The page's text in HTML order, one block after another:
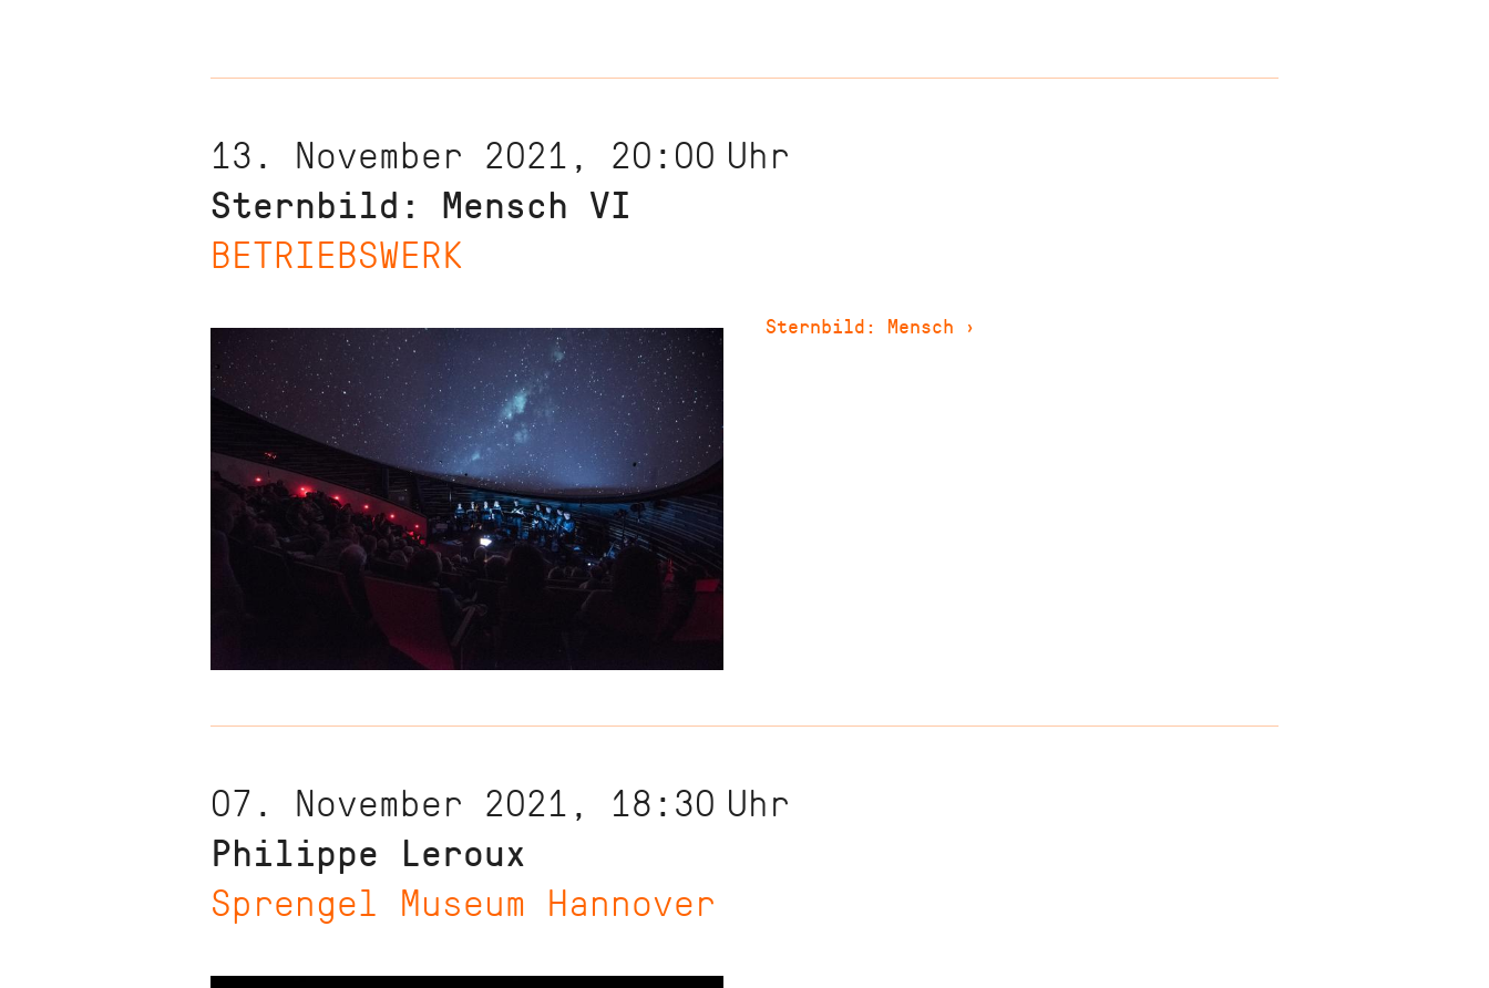
13. November 2021, 20:00 Uhr
Sternbild: Mensch VI
BETRIEBSWERK
Sternbild: Mensch ›
07. November 2021, 18:30 Uhr
Philippe Leroux
Sprengel Museum Hannover